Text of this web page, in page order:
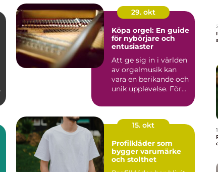
29. okt
Köpa orgel: En guide
för nybörjare och
entusiaster
Att ge sig in i världen
av orgelmusik kan
vara en berikande och
unik upplevelse. För
15. okt
Profilkläder som
bygger varumärke
och stolthet